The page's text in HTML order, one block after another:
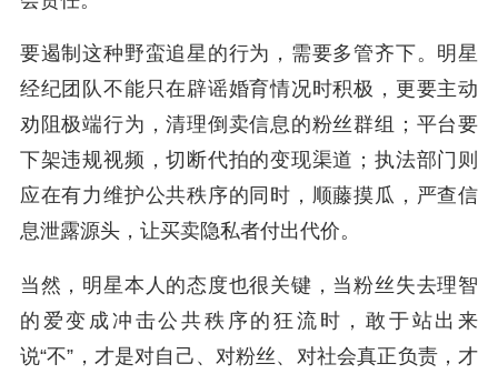
要遏制这种野蛮追星的行为，需要多管齐下。明星
经纪团队不能只在辟谣婚育情况时积极，更要主动
劝阻极端行为，清理倒卖信息的粉丝群组；平台要
下架违规视频，切断代拍的变现渠道；执法部门则
应在有力维护公共秩序的同时，顺藤摸瓜，严查信
息泄露源头，让买卖隐私者付出代价。
当然，明星本人的态度也很关键，当粉丝失去理智
的爱变成冲击公共秩序的狂流时，敢于站出来
说“不”，才是对自己、对粉丝、对社会真正负责，才